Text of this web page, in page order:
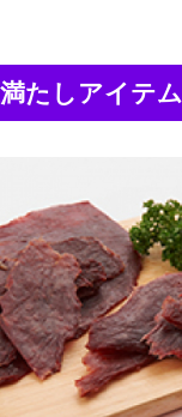
たしアイテム